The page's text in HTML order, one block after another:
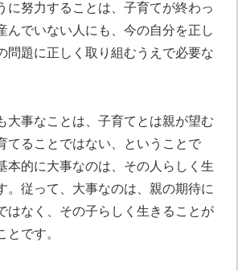
に努力することは、子育てが終わっ
んでいない人にも、今の自分を正し
問題に正しく取り組むうえで必要な
大事なことは、子育てとは親が望む
てることではない、ということで
本的に大事なのは、その人らしく生
。従って、大事なのは、親の期待に
はなく、その子らしく生きることが
とです。